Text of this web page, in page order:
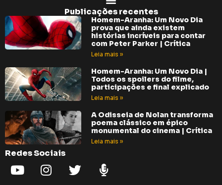
Publicações recentes
Homem-Aranha: Um Novo Dia
prova que ainda existem
histórias incríveis para contar
com Peter Parker | Crítica
Leia mais »
Homem-Aranha: Um Novo Dia |
Todos os spoilers do filme,
participações e final explicado
Leia mais »
A Odisseia de Nolan transforma
poema clássico em épico
monumental do cinema | Crítica
Leia mais »
Redes Sociais